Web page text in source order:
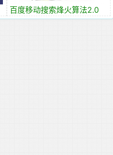
百度移动搜索烽火算法2.0
严惩窃取用户数据及恶意劫